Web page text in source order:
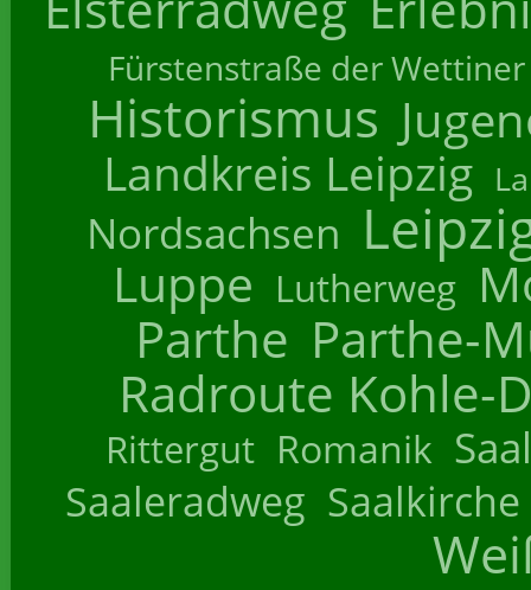
Fürstenstraße der Wettiner
Historismus
Landkreis Leipzig
Nordsachsen
Luppe Lutherweg
Parthe Parthe-
Radroute Kohle-
Rittergut Romanik
Saaleradweg Saalkirche